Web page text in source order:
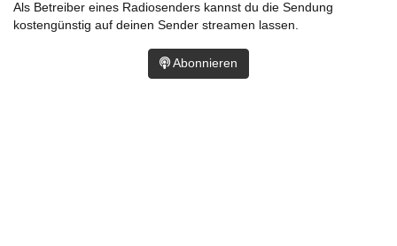
Als Betreiber eines Radiosenders kannst du die Sendung
kostengünstig auf deinen Sender streamen lassen.
Abonnieren